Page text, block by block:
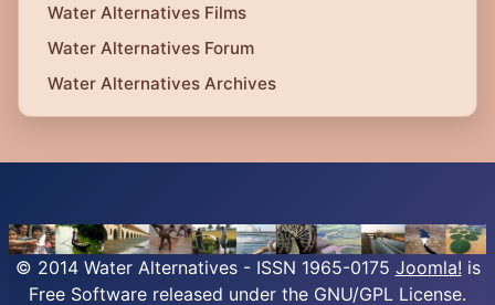
Water Alternatives Films
Water Alternatives Forum
Water Alternatives Archives
© 2014 Water Alternatives - ISSN 1965-0175 Joomla! is
Free Software released under the GNU/GPL License.